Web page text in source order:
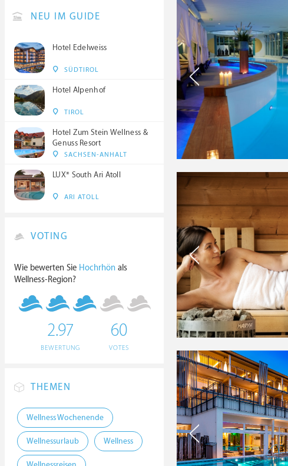
NEU IM GUIDE
Hotel Edelweiss
SÜDTIROL
Hotel Alpenhof
TIROL
Hotel Zum Stein Wellness &
Genuss Resort
SACHSEN-ANHALT
LUX* South Ari Atoll
ARI ATOLL
VOTING
Wie bewerten Sie Hochrhön als
Wellness-Region?
2.97
BEWERTUNG
60
VOTES
THEMEN
Wellness Wochenende
Wellnessurlaub Wellness